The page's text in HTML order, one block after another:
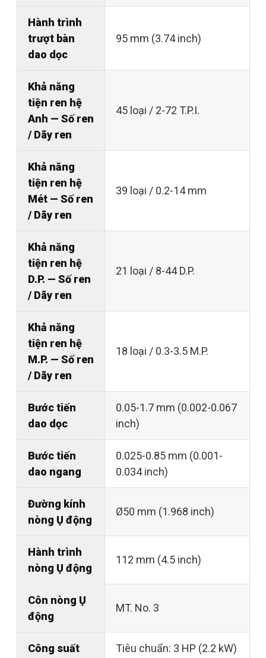
Hành trình
trượt bàn
dao dọc
95 mm (3.74 inch)
Khả năng
tiện ren hệ
Anh — Số ren
/ Dãy ren
45 loại / 2-72 T.P.I.
Khả năng
tiện ren hệ
Mét — Số ren
/ Dãy ren
39 loại / 0.2-14 mm
Khả năng
tiện ren hệ
D.P. — Số ren
/ Dãy ren
21 loại / 8-44 D.P.
Khả năng
tiện ren hệ
M.P. — Số ren
/ Dãy ren
18 loại / 0.3-3.5 M.P.
Bước tiến
dao dọc
0.05-1.7 mm (0.002-0.067
inch)
Bước tiến
dao ngang
0.025-0.85 mm (0.001-
0.034 inch)
Đường kính
nòng Ụ động
Ø50 mm (1.968 inch)
Hành trình
nòng Ụ động
112 mm (4.5 inch)
Côn nòng Ụ
động
MT. No. 3
Công suất
Tiêu chuẩn: 3 HP (2.2 kW)